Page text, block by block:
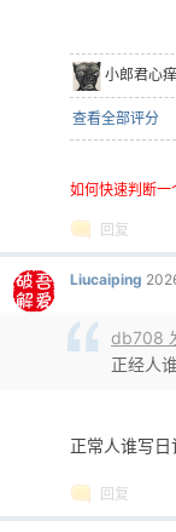
小郎君心
查看全部评分
如何快速判断一
回复
Liucaiping
db708
正经人
正常人谁写日
回复